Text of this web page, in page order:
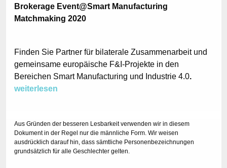
Brokerage Event@Smart Manufacturing
Matchmaking 2020
Finden Sie Partner für bilaterale Zusammenarbeit und
gemeinsame europäische F&I-Projekte in den
Bereichen Smart Manufacturing und Industrie 4.0.
weiterlesen
Aus Gründen der besseren Lesbarkeit verwenden wir in diesem
Dokument in der Regel nur die männliche Form. Wir weisen
ausdrücklich darauf hin, dass sämtliche Personenbezeichnungen
grundsätzlich für alle Geschlechter gelten.